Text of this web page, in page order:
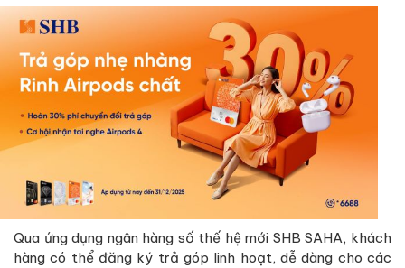
Qua ứng dụng ngân hàng số thế hệ mới SHB SAHA, khách
hàng có thể đăng ký trả góp linh hoạt, dễ dàng cho các